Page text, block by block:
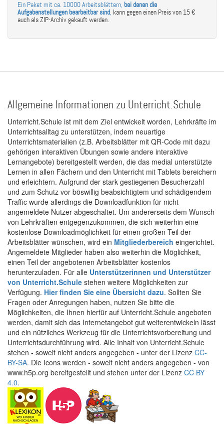
Ein Paket mit ca. 10000 Arbeitsblättern, bei denen die
Aufgabenstellungen bearbeitbar sind, kann gegen einen Preis von 15 €
auch als ZIP-Archiv gekauft werden.
Allgemeine Informationen zu Unterricht.Schule
Unterricht.Schule ist mit dem Ziel entwickelt worden, Lehrkräfte im
Unterrichtsalltag zu unterstützen, indem neuartige
Unterrichtsmaterialien (z.B. Arbeitsblätter mit QR-Code mit dazu
gehörigen interaktiven Übungen sowie andere interaktive
Lernangebote) bereitgestellt werden, die das medial unterstützte
Lernen in allen Fächern und den Unterricht mit Tablets bereichern
und erleichtern. Aufgrund der stark gestiegenen Besucherzahl
und zum Schutz vor böswillig beabsichtigtem und schädigendem
Traffic wurde allerdings die Downloadfunktion für nicht
angemeldete Nutzer abgeschaltet. Um andererseits dem Wunsch
von Lehrkräften entgegenzukommen, die sich weiterhin eine
kostenlose Downloadmöglichkeit für einen großen Teil der
Arbeitsblätter wünschen, wird ein Mitgliederbereich eingerichtet.
Angemeldete Mitglieder haben also weiterhin die Möglichkeit,
einen Teil der angebotenen Arbeitsblätter kostenlos
herunterzuladen. Für alle Unterstützerinnen und Unterstützer
von Unterricht.Schule stehen weitere Möglichkeiten zur
Verfügung. Hier finden Sie eine Übersicht dazu. Sollten Sie
Fragen oder Anregungen haben, nutzen Sie bitte die
Möglichkeiten, die Ihnen hierfür auf Unterricht.Schule angeboten
werden, damit sich das Internetangebot gut weiterentwickeln lässt
und ein nützliches Werkzeug für die Unterrichtsvorbereitung und
Unterrichtsdurchführung wird. Alle Inhalt von Unterricht.Schule
stehen - soweit nicht anders angegeben - unter der Lizenz CC-
BY-SA. Die Icons werden - soweit nicht anders angegeben - von
www.h5p.org bereitgestellt und stehen unter der Lizenz CC BY
4.0.